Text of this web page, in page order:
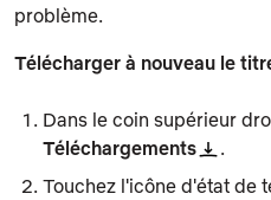
problème.
Télécharger à nouveau le
Dans le coin supérieur
Téléchargements
.
Touchez l'icône d'état de